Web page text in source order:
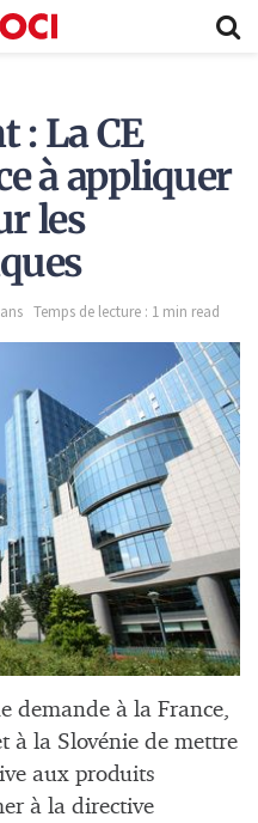
: La CE
à appliquer
les
Temps de lecture : 1 min read
demande à la France,
à la Slovénie de mettre
aux produits
à la directive